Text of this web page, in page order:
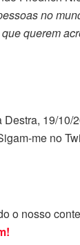
no
querem
19/10/
me no
o nosso